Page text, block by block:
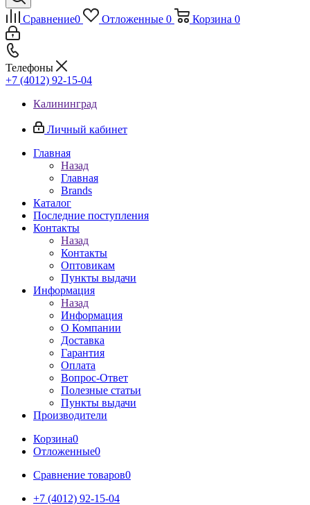
Сравнение0 Отложенные 0 Корзина 0
Телефоны
+7 (4012) 92-15-04
Калининград
Личный кабинет
Главная
Назад
Главная
Brands
Каталог
Последние поступления
Контакты
Назад
Контакты
Оптовикам
Пункты выдачи
Информация
Назад
Информация
О Компании
Доставка
Гарантия
Оплата
Вопрос-Ответ
Полезные статьи
Пункты выдачи
Производители
Корзина0
Отложенные0
Сравнение товаров0
+7 (4012) 92-15-04